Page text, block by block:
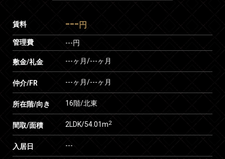
賃料 --- 円
管理費 ---円
敷金/礼金 ---ヶ月/---ヶ月
仲介/FR ---ヶ月/---ヶ月
所在階/向き 16階/北東
間取/面積 2LDK/54.01m2
入居日 ---